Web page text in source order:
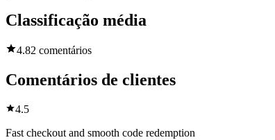
Classificação média
4.82 comentários
Comentários de clientes
4.5
Fast checkout and smooth code redemption